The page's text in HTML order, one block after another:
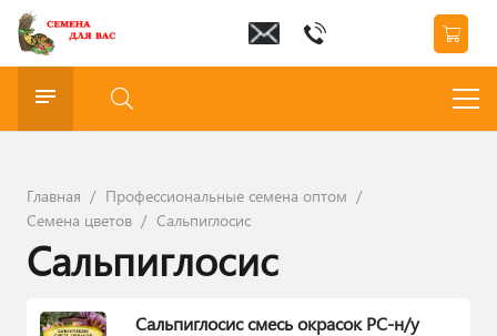
Главная / Профессиональные семена оптом /
Семена цветов / Сальпиглосис
Сальпиглосис
Сальпиглосис смесь окрасок РС-н/у